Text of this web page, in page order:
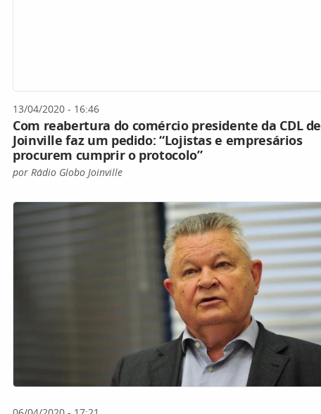
13/04/2020 - 16:46
Com reabertura do comércio presidente da CDL de
Joinville faz um pedido: “Lojistas e empresários
procurem cumprir o protocolo”
por Rádio Globo Joinville